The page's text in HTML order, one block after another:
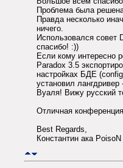
Проблема была
Правда несколько
ничего.
Использовался совет
спасибо! :))
Если кому интересно
Paradox 3.5
настройках БДЕ
установил
Вуаля! Вижу русский
Отличная
Best Regards,
Константин ака PoisoN